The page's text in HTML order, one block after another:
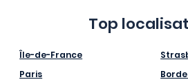
Top
Île-de-France
Paris